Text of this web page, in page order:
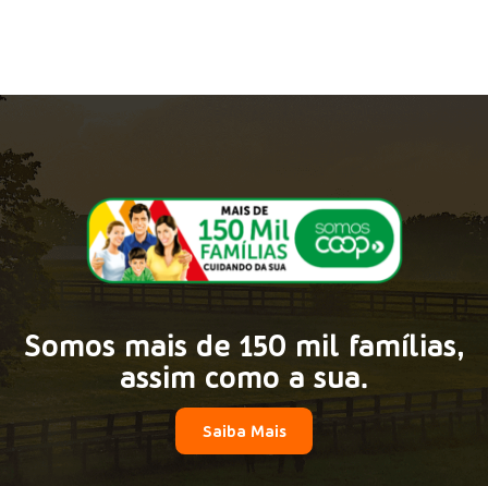
Somos mais de 150 mil famílias,
assim como a sua.
Saiba Mais